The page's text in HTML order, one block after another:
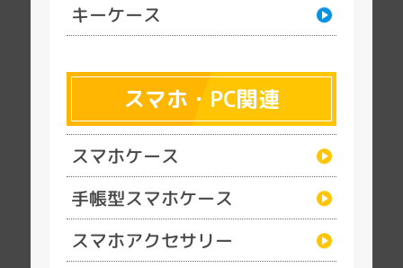
キーケース
スマホ・PC関連
スマホケース
手帳型スマホケース
スマホアクセサリー